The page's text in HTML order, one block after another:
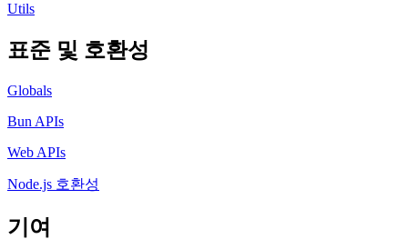
Utils
표준 및 호환성
Globals
Bun APIs
Web APIs
Node.js 호환성
기여